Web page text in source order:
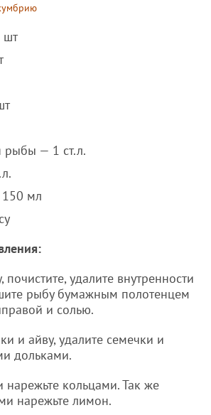
шт
рыбы — 1 ст.л.
мл
удалите внутренности
рыбу бумажным полотенцем
и солью.
и айву, удалите семечки и
дольками.
нарежьте кольцами. Так же
нарежьте лимон.